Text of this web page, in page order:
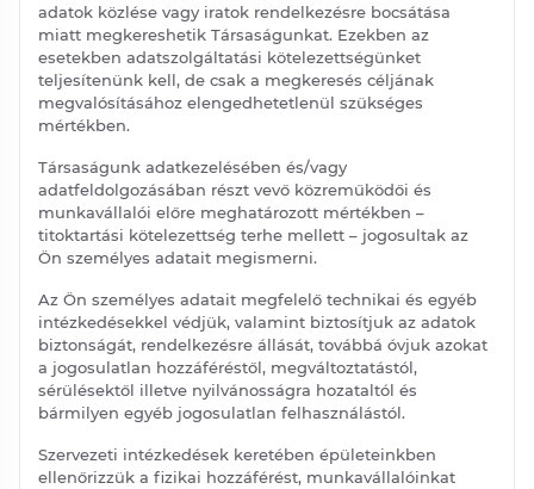
adatok közlése vagy iratok rendelkezésre bocsátása
miatt megkereshetik Társaságunkat. Ezekben az
esetekben adatszolgáltatási kötelezettségünket
teljesítenünk kell, de csak a megkeresés céljának
megvalósításához elengedhetetlenül szükséges
mértékben.
Társaságunk adatkezelésében és/vagy
adatfeldolgozásában részt vevő közreműködői és
munkavállalói előre meghatározott mértékben –
titoktartási kötelezettség terhe mellett – jogosultak az
Ön személyes adatait megismerni.
Az Ön személyes adatait megfelelő technikai és egyéb
intézkedésekkel védjük, valamint biztosítjuk az adatok
biztonságát, rendelkezésre állását, továbbá óvjuk azokat
a jogosulatlan hozzáféréstől, megváltoztatástól,
sérülésektől illetve nyilvánosságra hozataltól és
bármilyen egyéb jogosulatlan felhasználástól.
Szervezeti intézkedések keretében épületeinkben
ellenőrizzük a fizikai hozzáférést, munkavállalóinkat